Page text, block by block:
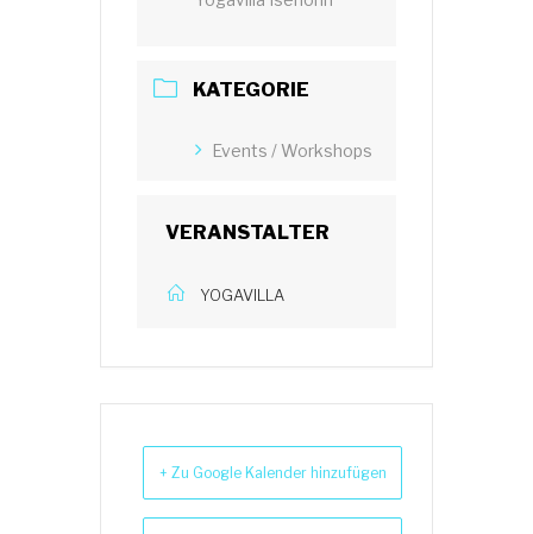
KATEGORIE
Events / Workshops
VERANSTALTER
YOGAVILLA
+ Zu Google Kalender hinzufügen